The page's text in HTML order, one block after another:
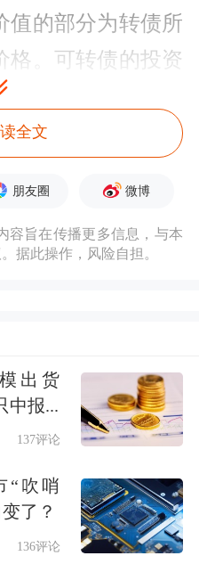
值的部分为转债所
格。可转债的投资
息收入、买卖价差
等。
其委托、交易、
示、交易时间参
终止交易前一周
以转托管，参照A
商交纳佣金，标准
佣金不足5元的，
全文
朋友圈 微博
容旨在传播更多信息，与本
据此操作，风险自担。
出货
中报...
137评论
“吹哨
了？
136评论